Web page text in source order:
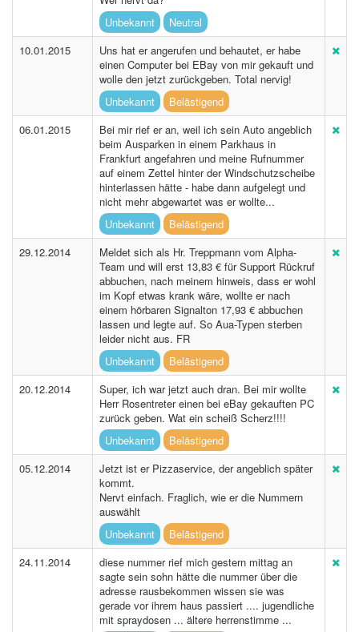
Unbekannt
Neutral
10.01.2015
Uns hat er angerufen und behautet, er habe
einen Computer bei EBay von mir gekauft und
wolle den jetzt zurückgeben. Total nervig!
Unbekannt
Belästigend
06.01.2015
Bei mir rief er an, weil ich sein Auto angeblich
beim Ausparken in einem Parkhaus in
Frankfurt angefahren und meine Rufnummer
auf einem Zettel hinter der Windschutzscheibe
hinterlassen hätte - habe dann aufgelegt und
nicht mehr abgewartet was er wollte...
Unbekannt
Belästigend
29.12.2014
Meldet sich als Hr. Treppmann vom Alpha-
Team und will erst 13,83 € für Support Rückruf
abbuchen, nach meinem hinweis, dass er wohl
im Kopf etwas krank wäre, wollte er nach
einem hörbaren Signalton 17,93 € abbuchen
lassen und legte auf. So Aua-Typen sterben
leider nicht aus. FR
Unbekannt
Belästigend
20.12.2014
Super, ich war jetzt auch dran. Bei mir wollte
Herr Rosentreter einen bei eBay gekauften PC
zurück geben. Wat ein scheiß Scherz!!!!
Unbekannt
Belästigend
05.12.2014
Jetzt ist er Pizzaservice, der angeblich später
kommt.
Nervt einfach. Fraglich, wie er die Nummern
auswählt
Unbekannt
Belästigend
24.11.2014
diese nummer rief mich gestern mittag an
sagte sein sohn hätte die nummer über die
adresse rausbekommen wissen sie was
gerade vor ihrem haus passiert .... jugendliche
mit spraydosen ... ältere herrenstimme ...